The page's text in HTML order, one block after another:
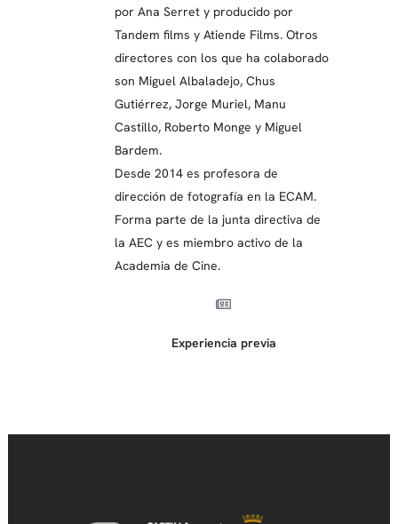
por Ana Serret y producido por
Tandem films y Atiende Films. Otros
directores con los que ha colaborado
son Miguel Albaladejo, Chus
Gutiérrez, Jorge Muriel, Manu
Castillo, Roberto Monge y Miguel
Bardem.
Desde 2014 es profesora de
dirección de fotografía en la ECAM.
Forma parte de la junta directiva de
la AEC y es miembro activo de la
Academia de Cine.
Experiencia previa